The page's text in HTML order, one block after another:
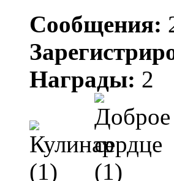
Сообщения:
Награды: 2